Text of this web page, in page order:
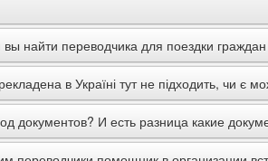
создать нотариальный актвам
этого договориться о встрече с
если же вы по-польски говорите,
после чего данную доверенность, если
для перевода на украинский или
двуязычным в польском и в вашем
присяжный перевод не потребуется.
найти переводчика для поездки
данную услугу, вы можете узнать
Будем рады помочь.Можете
в Україні тут не підходить, чи є
до нас.
документов? И есть разница какие
оценка стоимостиперевода может